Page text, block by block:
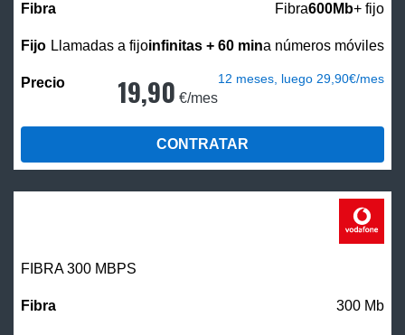
Fibra600Mb+ fijo
Llamadas a fijoinfinitas + 60 mina números móviles
19,90 €/mes
12 meses, luego 29,90€/mes
CONTRATAR
FIBRA 300 MBPS
300 Mb